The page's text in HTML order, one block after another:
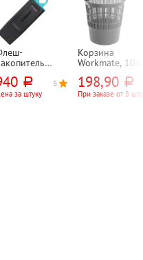
руб.
за штуку
5 5
Корзина
Workmate, 10л,
круглая,
сетчатая
198,90 руб.
При заказе от 5 штук